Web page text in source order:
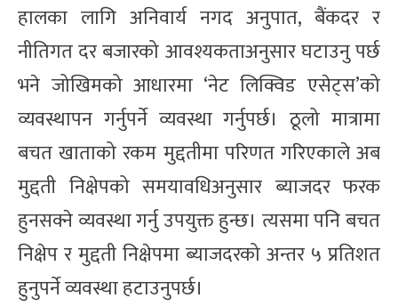
हालका लागि अनिवार्य नगद अनुपात, बैंकदर र
नीतिगत दर बजारको आवश्यकताअनुसार घटाउनु पर्छ
भने जोखिमको आधारमा ‘नेट लिक्विड एसेट्स’को
व्यवस्थापन गर्नुपर्ने व्यवस्था गर्नुपर्छ। ठूलो मात्रामा
बचत खाताको रकम मुद्दतीमा परिणत गरिएकाले अब
मुद्दती निक्षेपको समयावधिअनुसार ब्याजदर फरक
हुनसक्ने व्यवस्था गर्नु उपयुक्त हुन्छ। त्यसमा पनि बचत
निक्षेप र मुद्दती निक्षेपमा ब्याजदरको अन्तर ५ प्रतिशत
हुनुपर्ने व्यवस्था हटाउनुपर्छ।